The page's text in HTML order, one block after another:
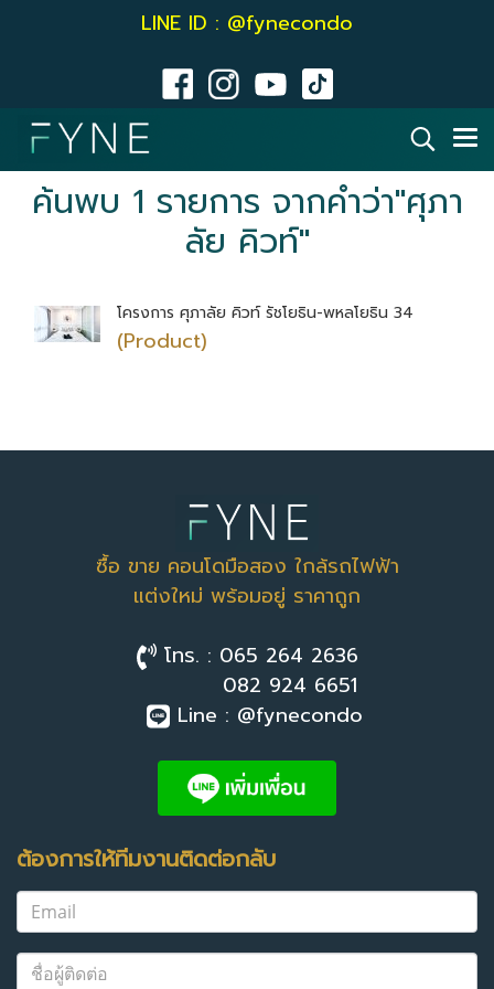
LINE ID : @fynecondo
ค้นพบ 1 รายการ จากคำว่า"ศุภา
ลัย คิวท์"
โครงการ ศุภาลัย คิวท์ รัชโยธิน-พหลโยธิน 34
(Product)
ซื้อ ขาย คอนโดมือสอง ใกล้รถไฟฟ้า
แต่งใหม่ พร้อมอยู่ ราคาถูก
โทร. : 065 264 2636
082 924 6651
Line : @fynecondo
ต้องการให้ทีมงานติดต่อกลับ